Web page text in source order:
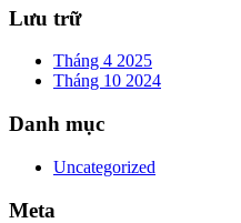
Lưu trữ
Tháng 4 2025
Tháng 10 2024
Danh mục
Uncategorized
Meta